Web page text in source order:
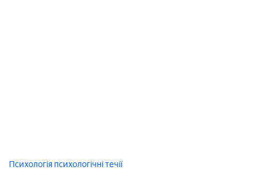
Психологія психологічні течії